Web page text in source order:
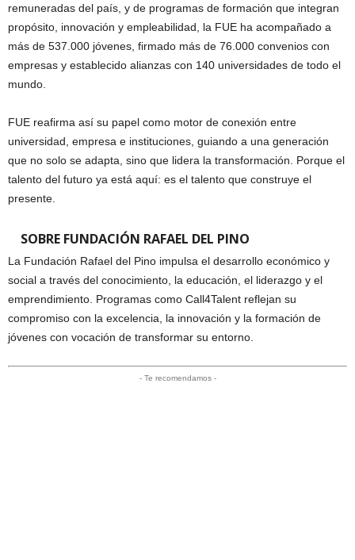
remuneradas del país, y de programas de formación que integran
propósito, innovación y empleabilidad, la FUE ha acompañado a
más de 537.000 jóvenes, firmado más de 76.000 convenios con
empresas y establecido alianzas con 140 universidades de todo el
mundo.
FUE reafirma así su papel como motor de conexión entre
universidad, empresa e instituciones, guiando a una generación
que no solo se adapta, sino que lidera la transformación. Porque el
talento del futuro ya está aquí: es el talento que construye el
presente.
SOBRE FUNDACIÓN RAFAEL DEL PINO
La Fundación Rafael del Pino impulsa el desarrollo económico y
social a través del conocimiento, la educación, el liderazgo y el
emprendimiento. Programas como Call4Talent reflejan su
compromiso con la excelencia, la innovación y la formación de
jóvenes con vocación de transformar su entorno.
- Te recomendamos -